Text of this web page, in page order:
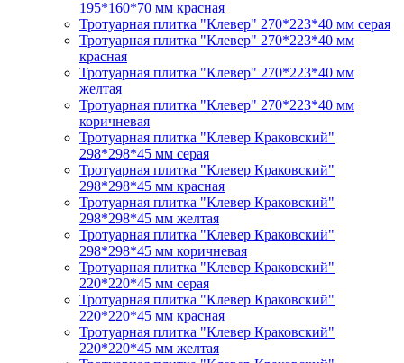
195*160*70 мм красная
Тротуарная плитка "Клевер" 270*223*40 мм серая
Тротуарная плитка "Клевер" 270*223*40 мм
красная
Тротуарная плитка "Клевер" 270*223*40 мм
желтая
Тротуарная плитка "Клевер" 270*223*40 мм
коричневая
Тротуарная плитка "Клевер Краковский"
298*298*45 мм серая
Тротуарная плитка "Клевер Краковский"
298*298*45 мм красная
Тротуарная плитка "Клевер Краковский"
298*298*45 мм желтая
Тротуарная плитка "Клевер Краковский"
298*298*45 мм коричневая
Тротуарная плитка "Клевер Краковский"
220*220*45 мм серая
Тротуарная плитка "Клевер Краковский"
220*220*45 мм красная
Тротуарная плитка "Клевер Краковский"
220*220*45 мм желтая